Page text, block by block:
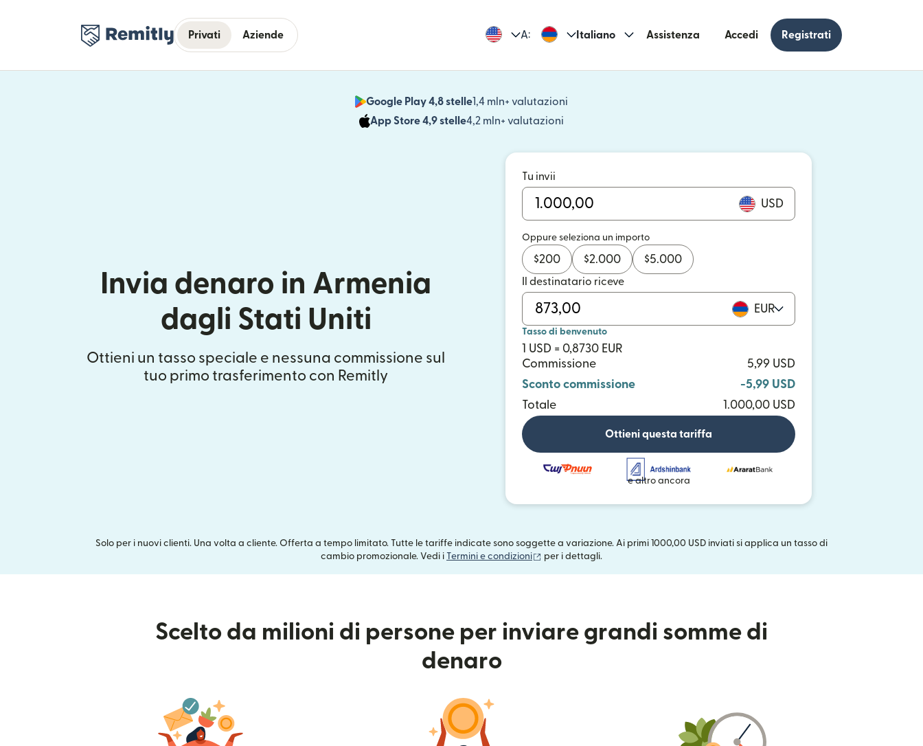
Privati Aziende A: Italiano Assistenza Accedi Registrati
Google Play 4,8 stelle1,4 mln+ valutazioni
App Store 4,9 stelle4,2 mln+ valutazioni
Invia denaro in Armenia
dagli Stati Uniti
Ottieni un tasso speciale e nessuna commissione sul
tuo primo trasferimento con Remitly
Tu invii
USD
Oppure seleziona un importo
$200 $2.000 $5.000
Il destinatario riceve
EUR
Tasso di benvenuto
1 USD = 0,8730 EUR
Commissione
5,99 USD
Sconto commissione
-5,99 USD
Totale
1.000,00 USD
Ottieni questa tariffa
e altro ancora
Solo per i nuovi clienti. Una volta a cliente. Offerta a tempo limitato. Tutte le tariffe indicate sono soggette a variazione. Ai primi 1000,00 USD inviati si applica un tasso di
cambio promozionale. Vedi i Termini e condizioni (si apre in una nuova finestra)
per i dettagli.
Scelto da milioni di persone per inviare grandi somme di
denaro